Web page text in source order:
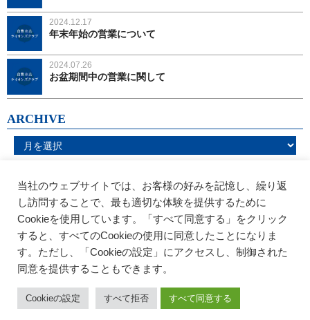
2024.12.17
年末年始の営業について
2024.07.26
お盆期間中の営業に関して
ARCHIVE
〒712-8058
TEL：086-444-7772 / FAX：086-444-7781
当社のウェブサイトでは、お客様の好みを記憶し、繰り返
し訪問することで、最も適切な体験を提供するために
Cookieを使用しています。「すべて同意する」をクリック
すると、すべてのCookieの使用に同意したことになりま
す。ただし、「Cookieの設定」にアクセスし、制御された
同意を提供することもできます。
Cookieの設定 すべて拒否 すべて同意する